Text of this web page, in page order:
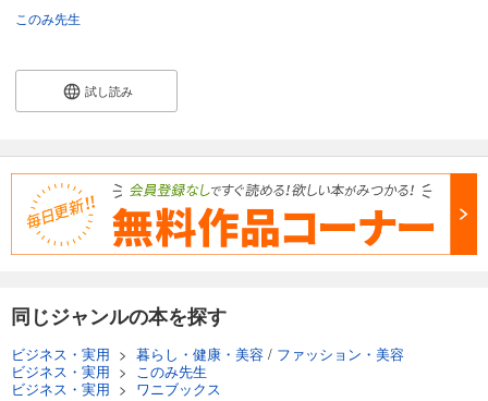
このみ先生
試し読み
同じジャンルの本を探す
ビジネス・実用 > 暮らし・健康・美容 / ファッション・美容
ビジネス・実用 > このみ先生
ビジネス・実用 > ワニブックス